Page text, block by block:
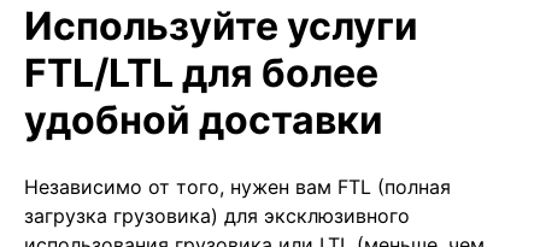
Используйте услуги
FTL/LTL для более
удобной доставки
Независимо от того, нужен вам FTL (полная
загрузка грузовика) для эксклюзивного